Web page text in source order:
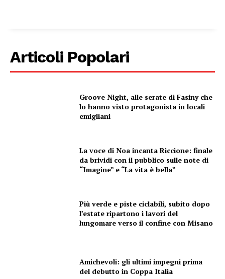
Articoli Popolari
Groove Night, alle serate di Fasiny che
lo hanno visto protagonista in locali
emigliani
La voce di Noa incanta Riccione: finale
da brividi con il pubblico sulle note di
“Imagine” e “La vita è bella”
Più verde e piste ciclabili, subito dopo
l’estate ripartono i lavori del
lungomare verso il confine con Misano
Amichevoli: gli ultimi impegni prima
del debutto in Coppa Italia